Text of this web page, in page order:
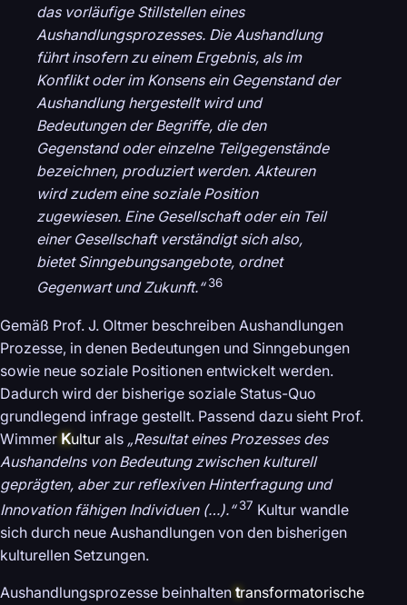
das vorläufige Stillstellen eines
Aushandlungsprozesses. Die Aushandlung
führt insofern zu einem Ergebnis, als im
Konflikt oder im Konsens ein Gegenstand der
Aushandlung hergestellt wird und
Bedeutungen der Begriffe, die den
Gegenstand oder einzelne Teilgegenstände
bezeichnen, produziert werden. Akteuren
wird zudem eine soziale Position
zugewiesen. Eine Gesellschaft oder ein Teil
einer Gesellschaft verständigt sich also,
bietet Sinngebungsangebote, ordnet
Gegenwart und Zukunft.“ 36
Gemäß Prof. J. Oltmer beschreiben Aushandlungen
Prozesse, in denen Bedeutungen und Sinngebungen
sowie neue soziale Positionen entwickelt werden.
Dadurch wird der bisherige soziale Status-Quo
grundlegend infrage gestellt. Passend dazu sieht Prof.
Wimmer Kultur als „Resultat eines Prozesses des
Aushandelns von Bedeutung zwischen kulturell
geprägten, aber zur reflexiven Hinterfragung und
Innovation fähigen Individuen (…).“ 37 Kultur wandle
sich durch neue Aushandlungen von den bisherigen
kulturellen Setzungen.
Aushandlungsprozesse beinhalten transformatorische